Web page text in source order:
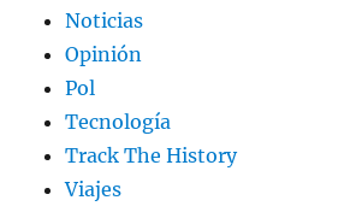
Noticias
Opinión
Pol
Tecnología
Track The History
Viajes